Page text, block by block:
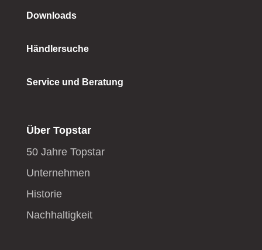
Downloads
Händlersuche
Service und Beratung
Über Topstar
50 Jahre Topstar
Unternehmen
Historie
Nachhaltigkeit